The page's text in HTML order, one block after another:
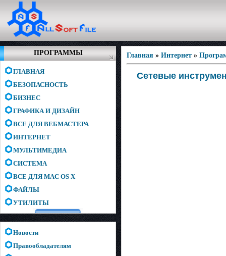
ПРОГРАММЫ
ГЛАВНАЯ
БЕЗОПАСНОСТЬ
БИЗНЕС
ГРАФИКА И ДИЗАЙН
ВСЕ ДЛЯ ВЕБМАСТЕРА
ИНТЕРНЕТ
МУЛЬТИМЕДИА
СИСТЕМА
ВСЕ ДЛЯ MAC OS X
ФАЙЛЫ
УТИЛИТЫ
Новости
Правообладателям
Главная » Интернет »
Cетевые